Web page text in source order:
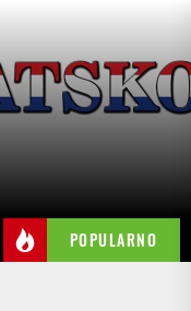
POPULARNO